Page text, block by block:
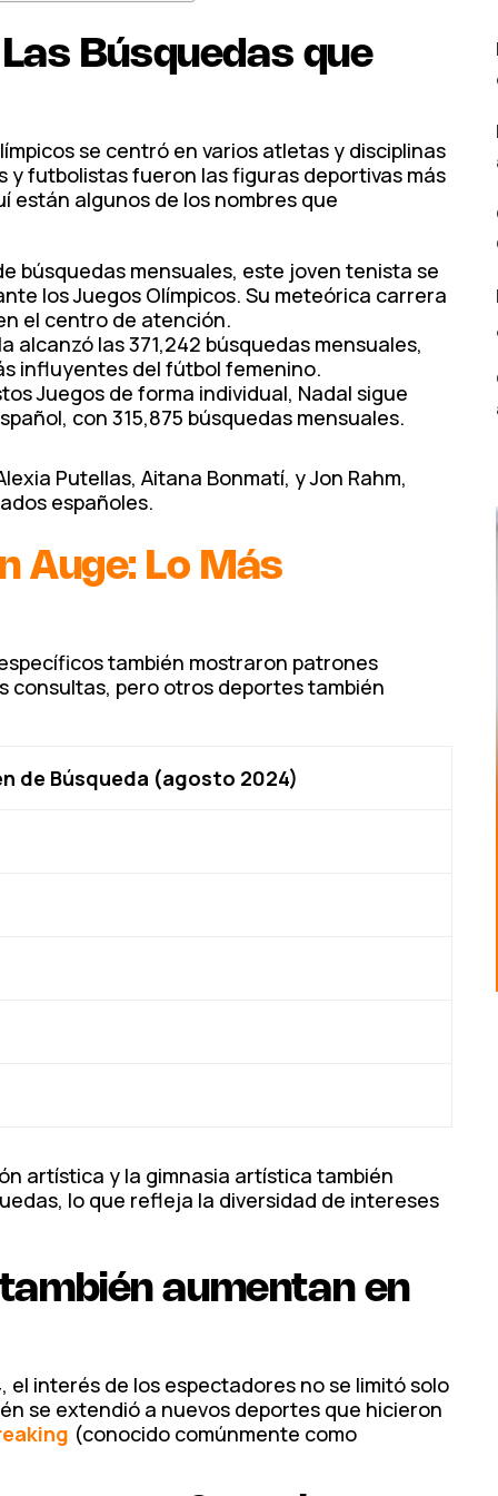
Búsquedas que
se centró en varios atletas y disciplinas
y futbolistas fueron las figuras deportivas más
están algunos de los nombres que
búsquedas mensuales, este joven tenista se
los Juegos Olímpicos. Su meteórica carrera
el centro de atención.
alcanzó las 371,242 búsquedas mensuales,
influyentes del fútbol femenino.
Juegos de forma individual, Nadal sigue
con 315,875 búsquedas mensuales.
Putellas, Aitana Bonmatí, y Jon Rahm,
españoles.
Auge: Lo Más
también mostraron patrones
consultas, pero otros deportes también
de Búsqueda (agosto 2024)
artística y la gimnasia artística también
lo que refleja la diversidad de intereses
aumentan en
el interés de los espectadores no se limitó solo
se extendió a nuevos deportes que hicieron
(conocido comúnmente como